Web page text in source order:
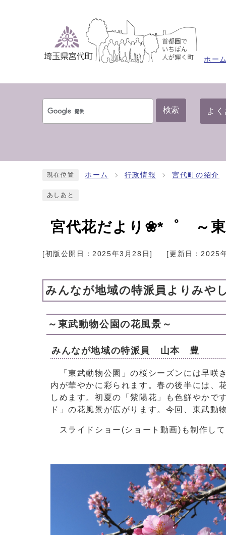
ホー
検索 よ
現在位置 ホーム 行政情報 宮代町の紹介
あしあと
宮代花だより❀*゜ ～東
[初版公開日：2025年3月28日] [更新日：2025
みんなが地域の特派員よりみや
～東武動物公園の花風景～
みんなが地域の特派員 山本 豊
「東武動物公園」の桜シーズンには早咲
内が華やかに彩られます。春の後半には、
しめます。初夏の「紫陽花」も色鮮やかで
ド」の花風景が広がります。今回、東武
スライドショー(ショート動画)も制作し